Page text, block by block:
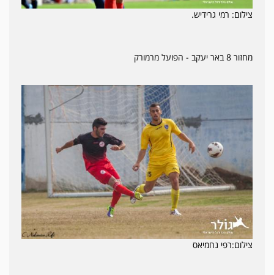
צילום: רמי גרידיש.
מחזור 8 באר יעקב - הפועל מרמורק
צילום:רפי נחמיאס